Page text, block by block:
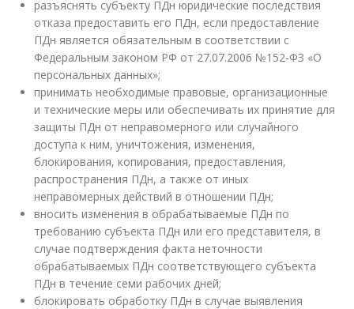
разъяснять субъекту ПДн юридические последствия
отказа предоставить его ПДн, если предоставление
ПДн является обязательным в соответствии с
Федеральным законом РФ от 27.07.2006 №152-ФЗ «О
персональных данных»;
принимать необходимые правовые, организационные
и технические меры или обеспечивать их принятие для
защиты ПДн от неправомерного или случайного
доступа к ним, уничтожения, изменения,
блокирования, копирования, предоставления,
распространения ПДн, а также от иных
неправомерных действий в отношении ПДн;
вносить изменения в обрабатываемые ПДн по
требованию субъекта ПДн или его представителя, в
случае подтверждения факта неточности
обрабатываемых ПДн соответствующего субъекта
ПДн в течение семи рабочих дней;
блокировать обработку ПДн в случае выявления